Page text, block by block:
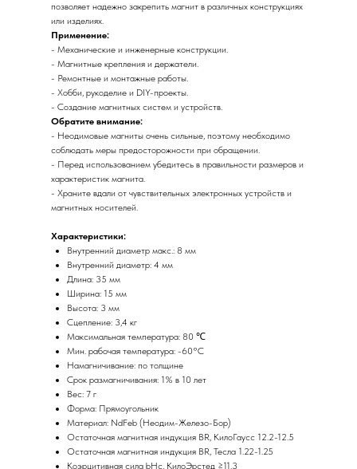
позволяет надежно закрепить магнит в различных конструкциях
или изделиях.
Применение:
- Механические и инженерные конструкции.
- Магнитные крепления и держатели.
- Ремонтные и монтажные работы.
- Хобби, рукоделие и DIY-проекты.
- Создание магнитных систем и устройств.
Обратите внимание:
- Неодимовые магниты очень сильные, поэтому необходимо
соблюдать меры предосторожности при обращении.
- Перед использованием убедитесь в правильности размеров и
характеристик магнита.
- Храните вдали от чувствительных электронных устройств и
магнитных носителей.
Характеристики:
Внутренний диаметр макс.: 8 мм
Внутренний диаметр: 4 мм
Длина: 35 мм
Ширина: 15 мм
Высота: 3 мм
Сцепление: 3,4 кг
Максимальная температура: 80 ℃
Мин. рабочая температура: -60°C
Намагничивание: по толщине
Срок размагничивания: 1% в 10 лет
Вес: 7 г
Форма: Прямоугольник
Материал: NdFeb (Неодим-Железо-Бор)
Остаточная магнитная индукция BR, КилоГаусс 12.2-12.5
Остаточная магнитная индукция BR, Тесла 1.22-1.25
Коэрцитивная сила bHc, КилоЭрстед ≥11.3